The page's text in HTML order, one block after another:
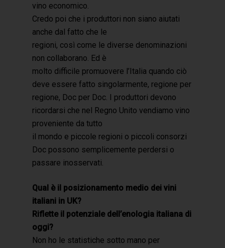
vino economico.
Credo poi che i produttori non siano aiutati
anche dal fatto che le
regioni, così come le diverse denominazioni
non collaborano. Ed è
molto difficile promuovere l’Italia quando ciò
deve essere fatto singolarmente, regione per
regione, Doc per Doc. I produttori devono
ricordarsi che nel Regno Unito vendiamo vino
proveniente da tutto
il mondo e piccole regioni o piccoli consorzi
Doc possono semplicemente perdersi o
passare inosservati.
Qual è il posizionamento medio dei vini
italiani in UK?
Riflette il potenziale dell’enologia italiana di
oggi?
Non ho le statistiche sotto mano per